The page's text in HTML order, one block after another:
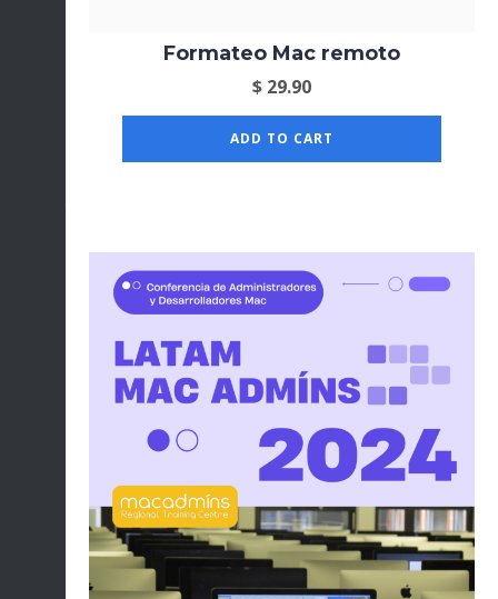
Formateo Mac remoto
$ 29.90
ADD TO CART